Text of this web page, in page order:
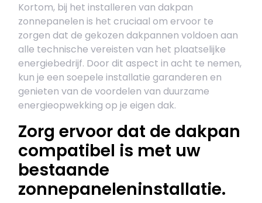
Kortom, bij het installeren van dakpan
zonnepanelen is het cruciaal om ervoor te
zorgen dat de gekozen dakpannen voldoen aan
alle technische vereisten van het plaatselijke
energiebedrijf. Door dit aspect in acht te nemen,
kun je een soepele installatie garanderen en
genieten van de voordelen van duurzame
energieopwekking op je eigen dak.
Zorg ervoor dat de dakpan
compatibel is met uw
bestaande
zonnepaneleninstallatie.